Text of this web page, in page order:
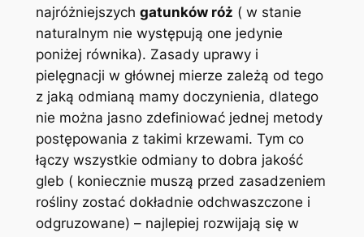
najróżniejszych gatunków róż ( w stanie
naturalnym nie występują one jedynie
poniżej równika). Zasady uprawy i
pielęgnacji w głównej mierze zależą od tego
z jaką odmianą mamy doczynienia, dlatego
nie można jasno zdefiniować jednej metody
postępowania z takimi krzewami. Tym co
łączy wszystkie odmiany to dobra jakość
gleb ( koniecznie muszą przed zasadzeniem
rośliny zostać dokładnie odchwaszczone i
odgruzowane) – najlepiej rozwijają się w